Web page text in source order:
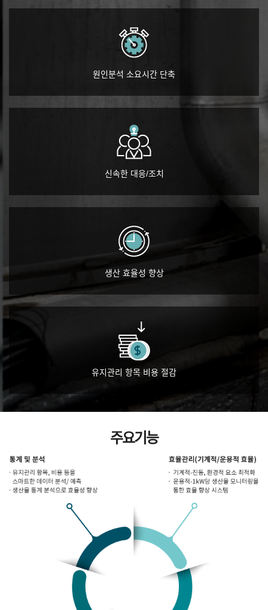
원인분석 소요시간 단축
신속한 대응/조치
생산 효율성 향상
유지관리 항목 비용 절감
주요기능